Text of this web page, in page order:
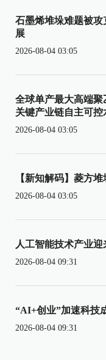
石墨烯堆垛难题被
展
2026-08-04 03:05
全球单产最大高端
关键产业链自主可控
2026-08-04 03:05
【新知解码】菱方
2026-08-04 03:05
人工智能技术产业
2026-08-04 09:31
“AI+创业”加速科技
2026-08-04 09:31